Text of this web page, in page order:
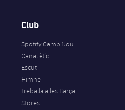
Club
Spotify Camp Nou
Canal ètic
Escut
Himne
Treballa a les Barça
Stores